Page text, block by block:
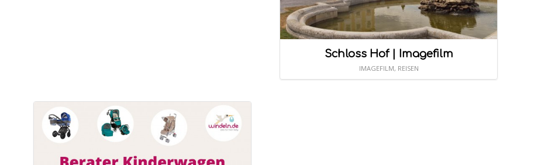
Schloss Hof | Imagefilm
IMAGEFILM, REISEN